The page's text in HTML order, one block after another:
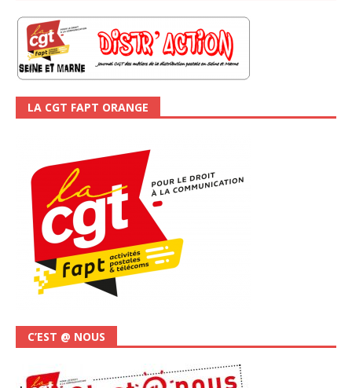
LA CGT FAPT ORANGE
C’EST @ NOUS